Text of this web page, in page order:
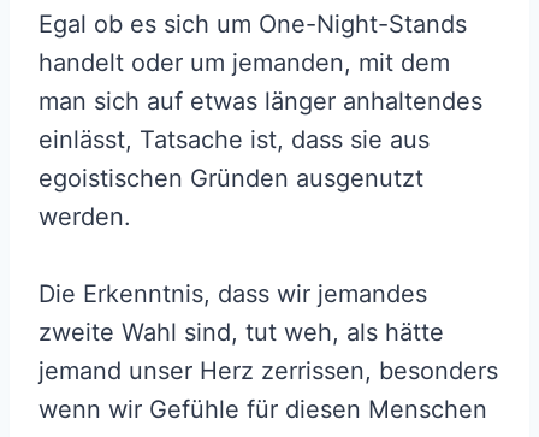
Egal ob es sich um One-Night-Stands
handelt oder um jemanden, mit dem
man sich auf etwas länger anhaltendes
einlässt, Tatsache ist, dass sie aus
egoistischen Gründen ausgenutzt
werden.
Die Erkenntnis, dass wir jemandes
zweite Wahl sind, tut weh, als hätte
jemand unser Herz zerrissen, besonders
wenn wir Gefühle für diesen Menschen